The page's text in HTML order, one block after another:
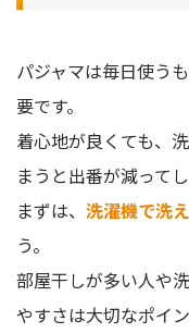
パジャマは毎日使うも
要です。
着心地が良くても、
まうと出番が減ってし
まずは、 洗濯機で洗
う。
部屋干しが多い人や
やすさは大切なポイン